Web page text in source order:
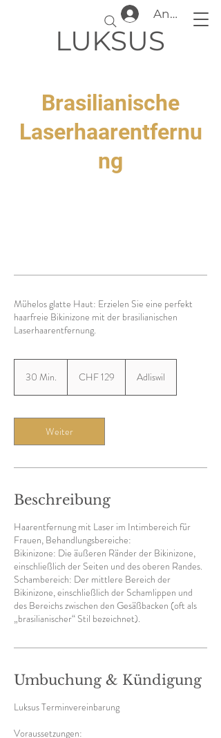
LUKSUS
Anmelden
Brasilianische
Laserhaarentfernu
ng
Mühelos glatte Haut: Erzielen Sie eine perfekt
haarfreie Bikinizone mit der brasilianischen
Laserhaarentfernung.
30 Min.
i
n
.
Franken
CHF 129 Adliswil
Weiter
Beschreibung
Haarentfernung mit Laser im Intimbereich für
Frauen, Behandlungsbereiche:
Bikinizone: Die äußeren Ränder der Bikinizone,
einschließlich der Seiten und des oberen Randes.
Schambereich: Der mittlere Bereich der
Bikinizone, einschließlich der Schamlippen und
des Bereichs zwischen den Gesäßbacken (oft als
„brasilianischer“ Stil bezeichnet).
Umbuchung & Kündigung
Luksus Terminvereinbarung
Voraussetzungen: